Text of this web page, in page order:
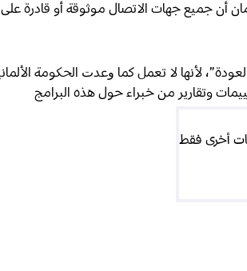
أن جميع جهات الاتصال موثوقة أو قادرة على
لأنها لا تعمل كما ﻭﻋﺪﺕ الحكومة الألمانية
وتقارير من خبراء حول هذه البرامج
أخرى فقط